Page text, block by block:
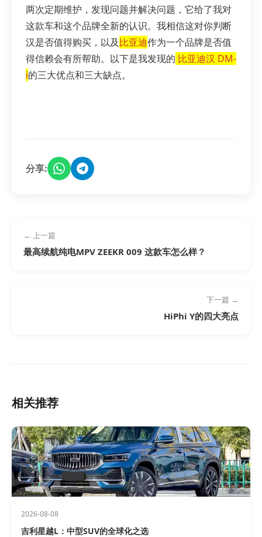
两次定期维护，发现问题并解决问题，它给了我对
这款车和这个品牌全新的认识。我相信这对你判断
汉是否值得购买，以及比亚迪作为一个品牌是否值
得信赖会有所帮助。以下是我发现的 比亚迪汉 DM-
i的三大优点和三大缺点。
分享:
← 上一篇
最高续航纯电MPV ZEEKR 009 这款车怎么样？
下一篇 →
HiPhi Y的四大亮点
相关推荐
2026-08-08
吉利星越L：中型SUV的全球化之选